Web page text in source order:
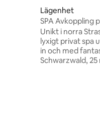
Lägenhet
SPA Avkoppling
utsikt och privat
Unikt i norra
lyxigt privat spa
in och med
Schwarzwald,
jacuzzi och
upplevelse! 58